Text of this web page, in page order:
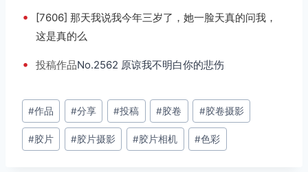
•
[7606] 那天我说我今年三岁了，她一脸天真的问我，
这是真的么
• 投稿作品No.2562 原谅我不明白你的悲伤
文
章
标
#作品 #分享 #投稿 #胶卷 #胶卷摄影
#胶片 #胶片摄影 #胶片相机 #色彩